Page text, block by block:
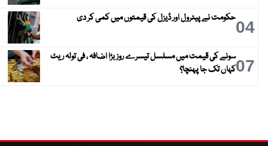
04حکومت نے پیٹرول اور ڈیزل کی قیمتوں میں کمی کر دی
07سونے کی قیمت میں مسلسل تیسرے روز بڑا اضافہ ، فی تولہ ریٹ
کہاں تک جا پہنچا؟